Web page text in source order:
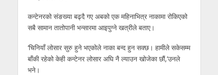
कन्टेनरको संङख्या बढ्दै गए अबको एक महिनाभित्र नाकामा रोकिएको
सबै सामान तातोपानी भन्सारमा आइपुग्ने खत्रीले बताए।
‘चिनियाँ लोसार सुरु हुने भएकोले नाका बन्द हुन सक्छ। हामीले सकेसम्म
बाँकी रहेको केही कन्टेनर लोसार अघि नै ल्याउन खोजेका छौं,’उनले
भने।